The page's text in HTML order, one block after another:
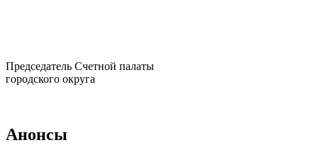
Председатель Счетной палаты
городского округа
Анонсы